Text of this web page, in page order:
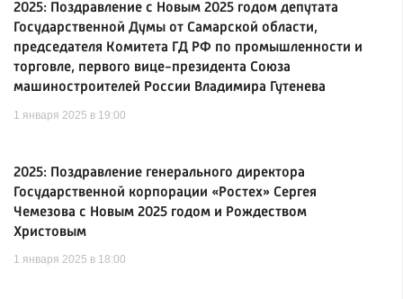
2025: Поздравление с Новым 2025 годом депутата
Государственной Думы от Самарской области,
председателя Комитета ГД РФ по промышленности и
торговле, первого вице-президента Союза
машиностроителей России Владимира Гутенева
1 января 2025 в 19:00
2025: Поздравление генерального директора
Государственной корпорации «Ростех» Сергея
Чемезова с Новым 2025 годом и Рождеством
Христовым
1 января 2025 в 18:00